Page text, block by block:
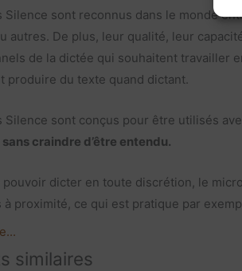
Silence sont reconnus dans le monde
autres. De plus, leur qualité, leur
de la dictée qui souhaitent travailler
produire du texte quand dictant.
Silence sont conçus pour être utilisés
craindre d’être entendu.
pouvoir dicter en toute discrétion, le
à proximité, ce qui est pratique par
similaires